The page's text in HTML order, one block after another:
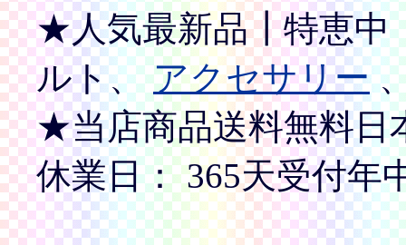
★人気最新品┃特恵中
ルト、アクセサリー
★当店商品送料無料日
休業日： 365天受付年